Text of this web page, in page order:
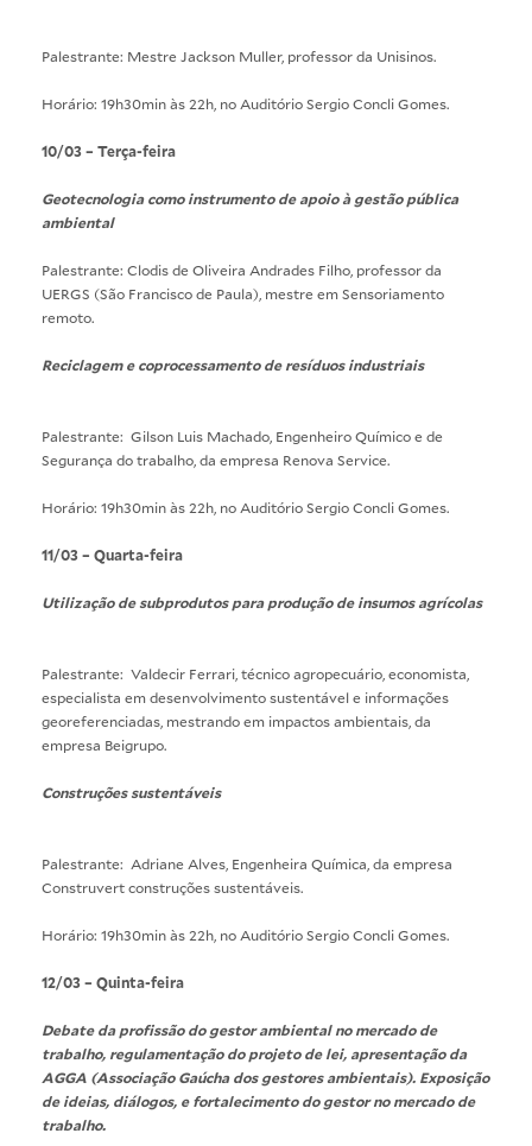
Palestrante: Mestre Jackson Muller, professor da Unisinos.
Horário: 19h30min às 22h, no Auditório Sergio Concli Gomes.
10/03 – Terça-feira
Geotecnologia como instrumento de apoio à gestão pública
ambiental
Palestrante: Clodis de Oliveira Andrades Filho, professor da
UERGS (São Francisco de Paula), mestre em Sensoriamento
remoto.
Reciclagem e coprocessamento de resíduos industriais
Palestrante: Gilson Luis Machado, Engenheiro Químico e de
Segurança do trabalho, da empresa Renova Service.
Horário: 19h30min às 22h, no Auditório Sergio Concli Gomes.
11/03 – Quarta-feira
Utilização de subprodutos para produção de insumos agrícolas
Palestrante: Valdecir Ferrari, técnico agropecuário, economista,
especialista em desenvolvimento sustentável e informações
georeferenciadas, mestrando em impactos ambientais, da
empresa Beigrupo.
Construções sustentáveis
Palestrante: Adriane Alves, Engenheira Química, da empresa
Construvert construções sustentáveis.
Horário: 19h30min às 22h, no Auditório Sergio Concli Gomes.
12/03 – Quinta-feira
Debate da profissão do gestor ambiental no mercado de
trabalho, regulamentação do projeto de lei, apresentação da
AGGA (Associação Gaúcha dos gestores ambientais). Exposição
de ideias, diálogos, e fortalecimento do gestor no mercado de
trabalho.